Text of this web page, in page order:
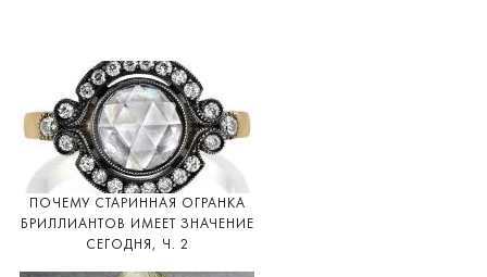
ПОЧЕМУ СТАРИННАЯ ОГРАНКА
БРИЛЛИАНТОВ ИМЕЕТ ЗНАЧЕНИЕ
СЕГОДНЯ, Ч. 2